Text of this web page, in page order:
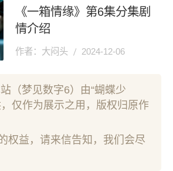
《一箱情缘》第6集分集剧
情介绍
作者：大闷头 2024-12-06
（梦见数字6）由“蝴蝶少
仅作为展示之用，版权归原作
权益，请来信告知，我们会尽